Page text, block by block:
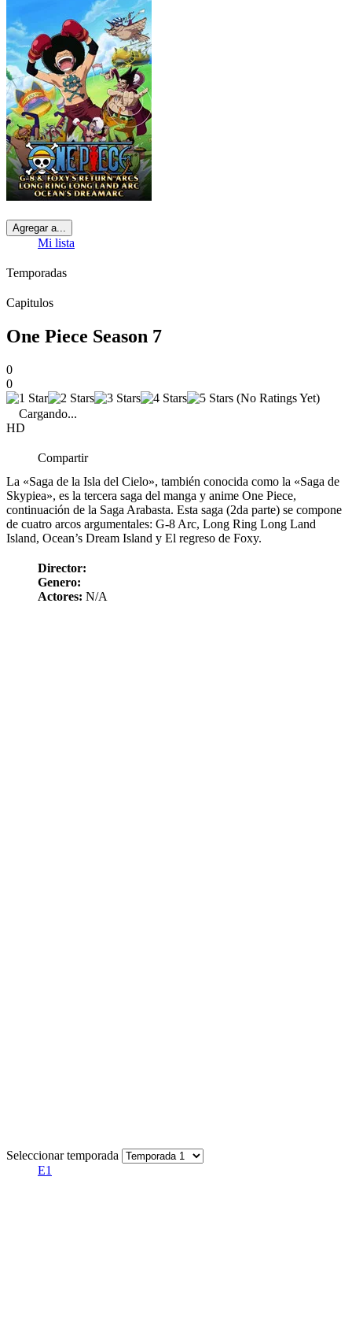
Agregar a...
Mi lista
Temporadas
Capitulos
One Piece Season 7
0
0
(No Ratings Yet)
Cargando...
HD
Compartir
La «Saga de la Isla del Cielo», también conocida como la «Saga de
Skypiea», es la tercera saga del manga y anime One Piece,
continuación de la Saga Arabasta. Esta saga (2da parte) se compone
de cuatro arcos argumentales: G-8 Arc, Long Ring Long Land
Island, Ocean’s Dream Island y El regreso de Foxy.
Director:
Genero:
Actores: N/A
Seleccionar temporada
E1